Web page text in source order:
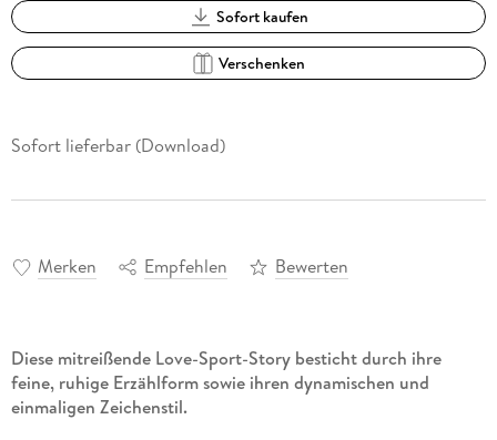
Sofort kaufen
Verschenken
Sofort lieferbar (Download)
Merken Empfehlen Bewerten
Diese mitreißende Love-Sport-Story besticht durch ihre
feine, ruhige Erzählform sowie ihren dynamischen und
einmaligen Zeichenstil.